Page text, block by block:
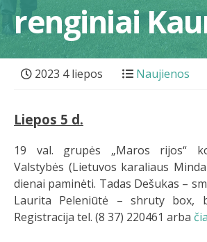
renginiai
2023 4 liepos Naujienos
Liepos 5 d.
19 val. grupės „Maros rijos“
Valstybės (Lietuvos karaliaus
dienai paminėti. Tadas Dešukas –
Laurita Peleniūtė – shruty box,
Registracija tel. (8 37) 220461 arba čia